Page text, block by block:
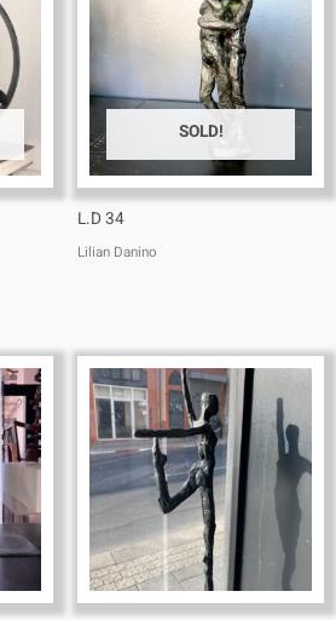
SOLD!
L.D 34
Lilian Danino